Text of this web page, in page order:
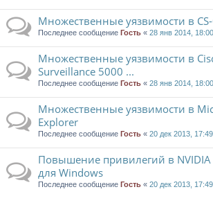
Множественные уязвимости в
Последнее сообщение Гость « 28 янв 2014, 18:00
Множественные уязвимости в
Surveillance 5000 ...
Последнее сообщение Гость « 28 янв 2014, 18:00
Множественные уязвимости в
Explorer
Последнее сообщение Гость « 20 дек 2013, 17:49
Повышение привилегий в NVIDIA
для Windows
Последнее сообщение Гость « 20 дек 2013, 17:49